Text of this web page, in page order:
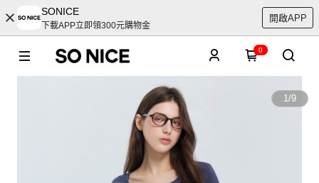
SONICE
下載APP立即領300元購物金
開啟APP
0
1/9